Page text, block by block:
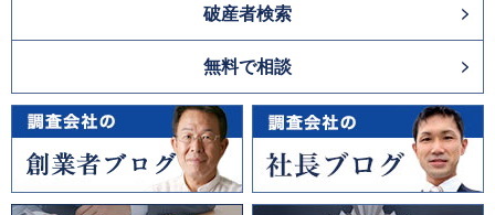
破産者検索
無料で相談